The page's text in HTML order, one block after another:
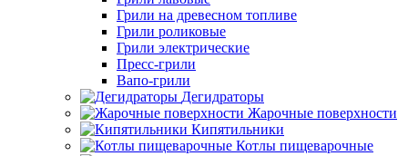
Грили на древесном топливе
Грили роликовые
Грили электрические
Пресс-грили
Вапо-грили
Дегидраторы
Жарочные поверхности
Кипятильники
Котлы пищеварочные